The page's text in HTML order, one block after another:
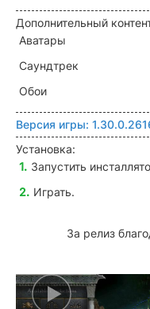
Дополнительный
Аватары
Саундтрек
Обои
Версия игры:
Установка:
Запустить
Играть.
За релиз